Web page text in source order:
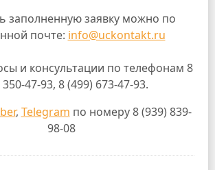
заполненную заявку можно по
почте: info@uckontakt.ru
и консультации по телефонам 8
47-93, 8 (499) 673-47-93.
, Telegram по номеру 8 (939) 839-
98-08